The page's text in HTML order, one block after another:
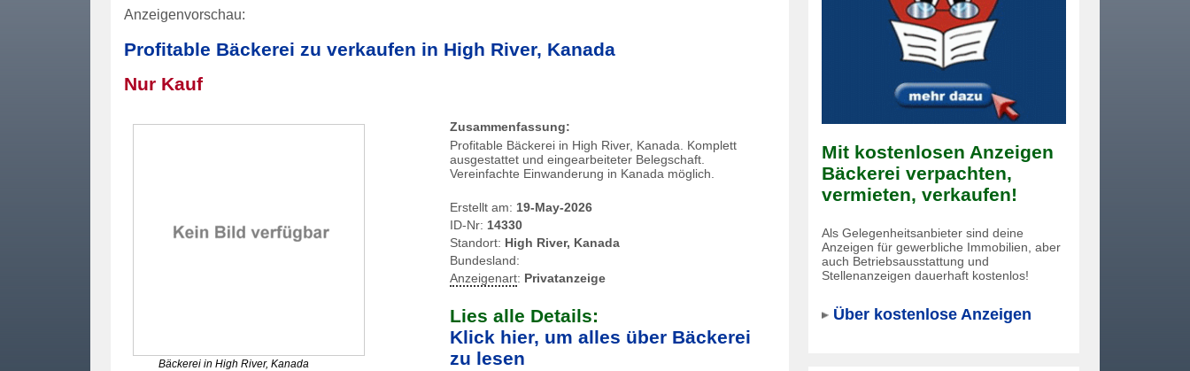
Mit kostenlosen Anzeigen
Bäckerei verpachten,
vermieten, verkaufen!
Als Gelegenheitsanbieter sind deine
Anzeigen für gewerbliche Immobilien, aber
auch Betriebsausstattung und
Stellenanzeigen dauerhaft kostenlos!
Über kostenlose Anzeigen
Anzeigenvorschau:
Profitable Bäckerei zu verkaufen in High River, Kanada
Nur Kauf
Bäckerei in High River, Kanada
Zusammenfassung:
Profitable Bäckerei in High River, Kanada. Komplett
ausgestattet und eingearbeiteter Belegschaft.
Vereinfachte Einwanderung in Kanada möglich.
Erstellt am: 19-May-2026
ID-Nr: 14330
Standort: High River, Kanada
Bundesland:
Anzeigenart: Privatanzeige
Lies alle Details:
Klick hier, um alles über Bäckerei
zu lesen